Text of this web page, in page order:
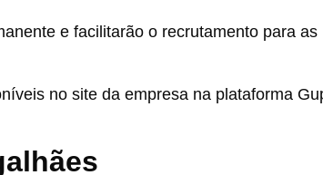
e facilitarão o recrutamento para as
no site da empresa na plataforma